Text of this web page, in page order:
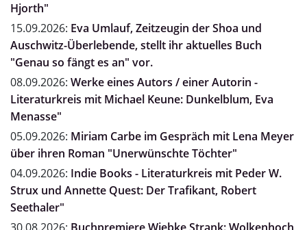
Hjorth"
15.09.2026: Eva Umlauf, Zeitzeugin der Shoa und
Auschwitz-Überlebende, stellt ihr aktuelles Buch
"Genau so fängt es an" vor.
08.09.2026: Werke eines Autors / einer Autorin -
Literaturkreis mit Michael Keune: Dunkelblum, Eva
Menasse"
05.09.2026: Miriam Carbe im Gespräch mit Lena Meyer
über ihren Roman "Unerwünschte Töchter"
04.09.2026: Indie Books - Literaturkreis mit Peder W.
Strux und Annette Quest: Der Trafikant, Robert
Seethaler"